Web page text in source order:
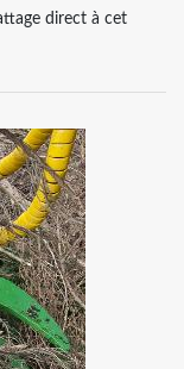
direct à cet